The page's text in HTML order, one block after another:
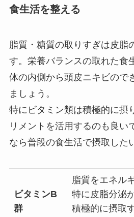
食生活を整える
脂質・糖質の取りすぎは皮脂
す。栄養バランスの取れた食
体の内側から頭皮ニキビので
ましょう。
特にビタミン類は積極的に摂
リメントを活用するのも良い
なら普段の食生活で摂取した
ビタミンB
群
脂質をエネル
特に皮脂分泌
積極的に摂取